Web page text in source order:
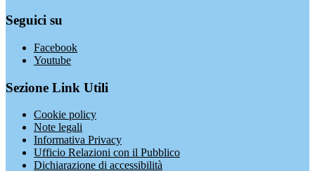
Seguici su
Facebook
Youtube
Sezione Link Utili
Cookie policy
Note legali
Informativa Privacy
Ufficio Relazioni con il Pubblico
Dichiarazione di accessibilità